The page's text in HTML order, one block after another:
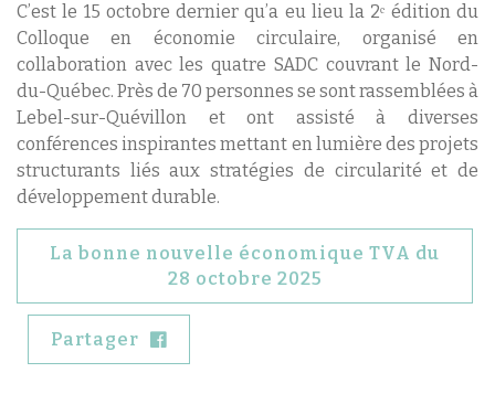
C’est le 15 octobre dernier qu’a eu lieu la 2ᵉ édition du
Colloque en économie circulaire, organisé en
collaboration avec les quatre SADC couvrant le Nord-
du-Québec. Près de 70 personnes se sont rassemblées à
Lebel-sur-Quévillon et ont assisté à diverses
conférences inspirantes mettant en lumière des projets
structurants liés aux stratégies de circularité et de
développement durable.
La bonne nouvelle économique TVA du
28 octobre 2025
Partager